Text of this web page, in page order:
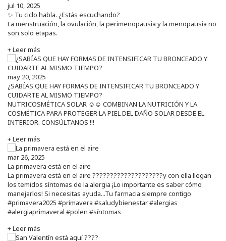
jul 10, 2025
✨ Tu ciclo habla. ¿Estás escuchando?
La menstruación, la ovulación, la perimenopausia y la menopausia no
son solo etapas.
+ Leer más
may 20, 2025
¿SABÍAS QUE HAY FORMAS DE INTENSIFICAR TU BRONCEADO Y
CUIDARTE AL MISMO TIEMPO?
NUTRICOSMÉTICA SOLAR ☺️☺️ COMBINAN LA NUTRICIÓN Y LA
COSMÉTICA PARA PROTEGER LA PIEL DEL DAÑO SOLAR DESDE EL
INTERIOR. CONSÚLTANOS !!!
+ Leer más
mar 26, 2025
La primavera está en el aire
La primavera está en el aire ????????????????????y con ella llegan
los temidos síntomas de la alergia ¡Lo importante es saber cómo
manejarlos! Si necesitas ayuda...Tu farmacia siempre contigo
#primavera2025 #primavera #saludybienestar #alergias
#alergiaprimaveral #polen #síntomas
+ Leer más